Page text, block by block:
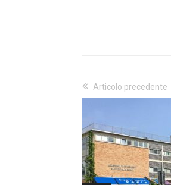
Articolo precedente